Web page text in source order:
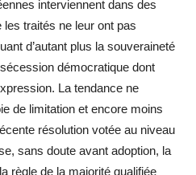
interviennent dans des
traités ne leur ont pas
d’autant plus la souveraineté
sécession démocratique dont
La tendance ne
de limitation et encore moins
résolution votée au niveau
sans doute avant adoption, la
règle de la majorité qualifiée